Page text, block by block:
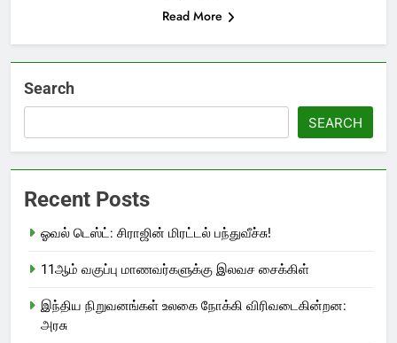
Read More
Search
SEARCH
Recent Posts
ஓவல் டெஸ்ட்: சிராஜின் மிரட்டல் பந்துவீச்சு!
11ஆம் வகுப்பு மாணவர்களுக்கு இலவச சைக்கிள்
இந்திய நிறுவனங்கள் உலகை நோக்கி விரிவடைகின்றன:
அரசு